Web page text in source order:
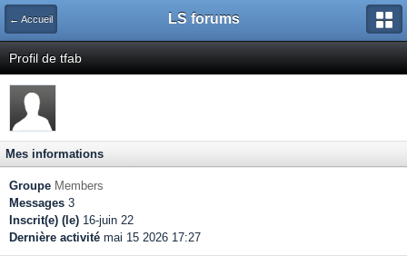
← Accueil LS forums
Profil de tfab
Mes informations
Groupe Members
Messages 3
Inscrit(e) (le) 16-juin 22
Dernière activité mai 15 2026 17:27